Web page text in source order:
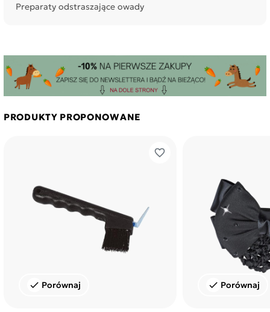
Preparaty odstraszające owady
PRODUKTY PROPONOWANE
favorite_border
check Porównaj check Porównaj